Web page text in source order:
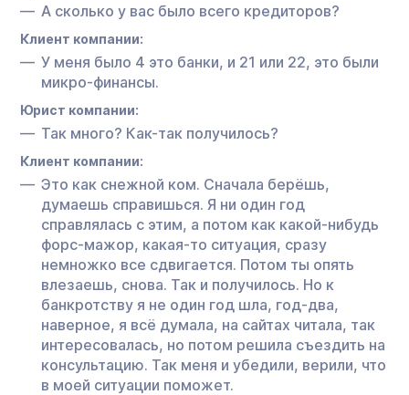
А сколько у вас было всего кредиторов?
Клиент компании:
У меня было 4 это банки, и 21 или 22, это были
микро-финансы.
Юрист компании:
Так много? Как-так получилось?
Клиент компании:
Это как снежной ком. Сначала берёшь,
думаешь справишься. Я ни один год
справлялась с этим, а потом как какой-нибудь
форс-мажор, какая-то ситуация, сразу
немножко все сдвигается. Потом ты опять
влезаешь, снова. Так и получилось. Но к
банкротству я не один год шла, год-два,
наверное, я всё думала, на сайтах читала, так
интересовалась, но потом решила съездить на
консультацию. Так меня и убедили, верили, что
в моей ситуации поможет.